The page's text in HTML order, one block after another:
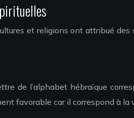
et religions ont attribué
de l’alphabet hébraïque
favorable car il correspond à la